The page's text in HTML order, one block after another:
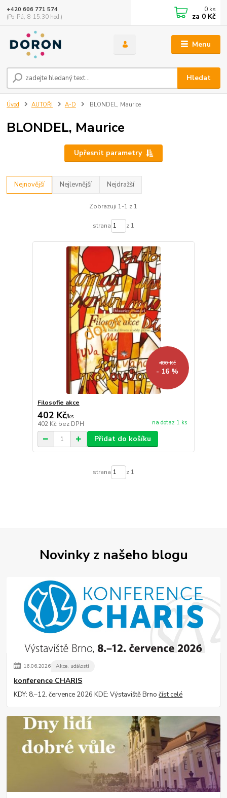
Menu
Hledat
+420 606 771 574
(Po-Pá, 8-15:30 hod.)
0 ks
za 0 Kč
Úvod AUTOŘI A-D BLONDEL, Maurice
BLONDEL, Maurice
Upřesnit parametry
Nejnovější Nejlevnější Nejdražší
Zobrazuji 1-1 z 1
strana z 1
480 Kč
- 16 %
Filosofie akce
402 Kč/ks
402 Kč bez DPH na dotaz 1 ks
Přidat do košíku
strana z 1
Novinky z našeho blogu
16.06.2026 Akce, události
konference CHARIS
KDY: 8.–12. července 2026 KDE: Výstaviště Brnočíst celé